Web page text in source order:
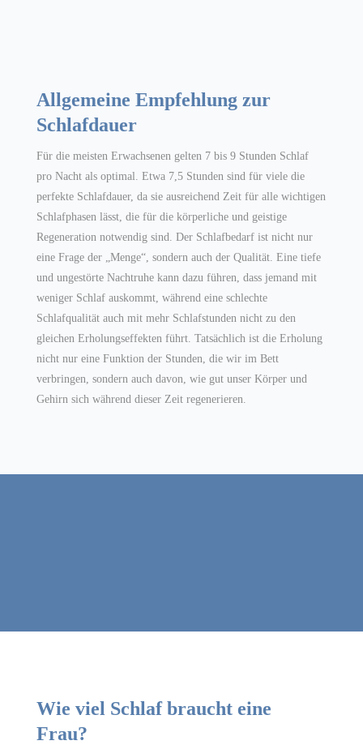
Allgemeine Empfehlung zur
Schlafdauer
Für die meisten Erwachsenen gelten 7 bis 9 Stunden Schlaf
pro Nacht als optimal. Etwa 7,5 Stunden sind für viele die
perfekte Schlafdauer, da sie ausreichend Zeit für alle wichtigen
Schlafphasen lässt, die für die körperliche und geistige
Regeneration notwendig sind. Der Schlafbedarf ist nicht nur
eine Frage der „Menge“, sondern auch der Qualität. Eine tiefe
und ungestörte Nachtruhe kann dazu führen, dass jemand mit
weniger Schlaf auskommt, während eine schlechte
Schlafqualität auch mit mehr Schlafstunden nicht zu den
gleichen Erholungseffekten führt. Tatsächlich ist die Erholung
nicht nur eine Funktion der Stunden, die wir im Bett
verbringen, sondern auch davon, wie gut unser Körper und
Gehirn sich während dieser Zeit regenerieren.
Wie viel Schlaf braucht eine
Frau?